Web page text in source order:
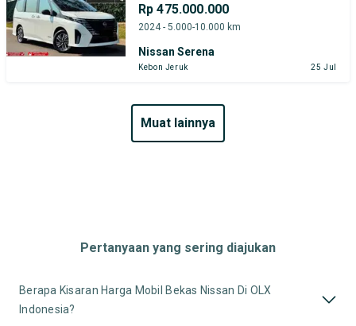
Rp 475.000.000
2024 - 5.000-10.000 km
Nissan Serena
Kebon Jeruk 25 Jul
muat lainnya
Pertanyaan yang sering diajukan
Berapa Kisaran Harga Mobil Bekas Nissan Di OLX
Indonesia?